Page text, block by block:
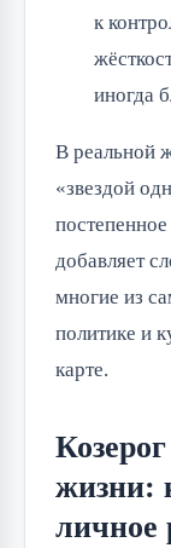
к
иногда
В реальной
«звездой
добавляет
многие из
политике и
карте.
жизни:
личное